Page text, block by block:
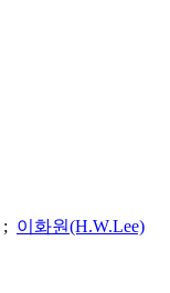
; 이화원(H.W.Lee)